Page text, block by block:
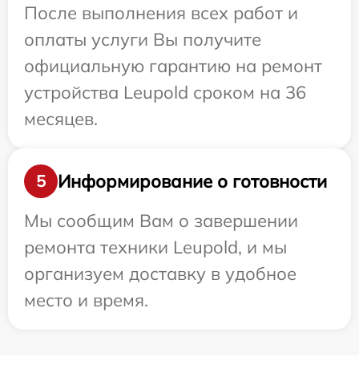
После выполнения всех работ и
оплаты услуги Вы получите
официальную гарантию на ремонт
устройства Leupold сроком на 36
месяцев.
5
Информирование о готовности
Мы сообщим Вам о завершении
ремонта техники Leupold, и мы
организуем доставку в удобное
место и время.